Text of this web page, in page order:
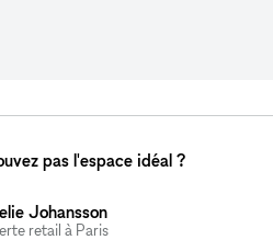
pas l'espace idéal ?
Johansson
retail à Paris